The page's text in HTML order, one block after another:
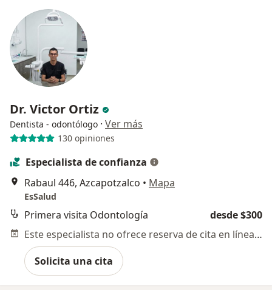
Dr. Victor Ortiz
Dentista - odontólogo · Ver más
130 opiniones
Especialista de confianza
Rabaul 446, Azcapotzalco • Mapa
EsSalud
Primera visita Odontología
desde $300
Este especialista no ofrece reserva de cita en línea en esta dirección.
Solicita una cita